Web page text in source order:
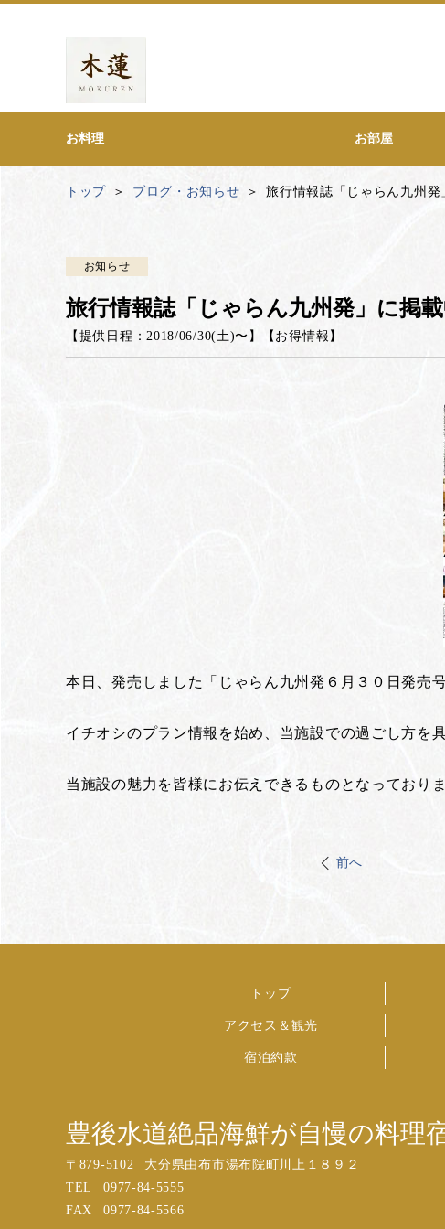
お料理 お部屋
トップ ブログ・お知らせ 旅行情報誌「じゃらん九州発
お知らせ
旅行情報誌「じゃらん九州発」に掲載
【提供日程：2018/06/30(土)〜】 【 お得情報 】
本日、発売しました「じゃらん九州発６月３０日発売
イチオシのプラン情報を始め、当施設での過ごし方を
当施設の魅力を皆様にお伝えできるものとなっており
前へ
トップ
アクセス＆観光
宿泊約款
豊後水道絶品海鮮が自慢の料
〒 879-5102
大分県由布市湯布院町川上１８９２
TEL
0977-84-5555
FAX
0977-84-5566